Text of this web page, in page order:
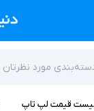
قیمت لپ تاپ